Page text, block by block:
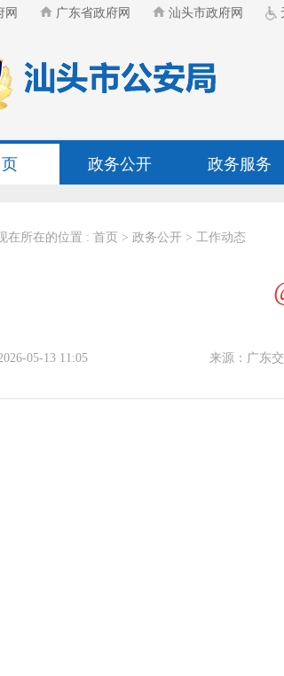
网 广东省政府网 汕头市政府网
政务公开 政务服务
在所在的位置 : 首页 > 政务公开 > 工作动态
05-13 11:05 来源： 广东